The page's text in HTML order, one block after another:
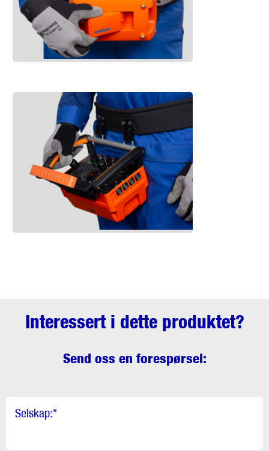
Interessert i dette produktet?
Send oss en forespørsel:
Selskap:*